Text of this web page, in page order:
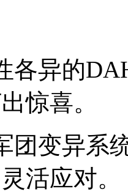
各异的
惊喜。
团变异系
活应对。